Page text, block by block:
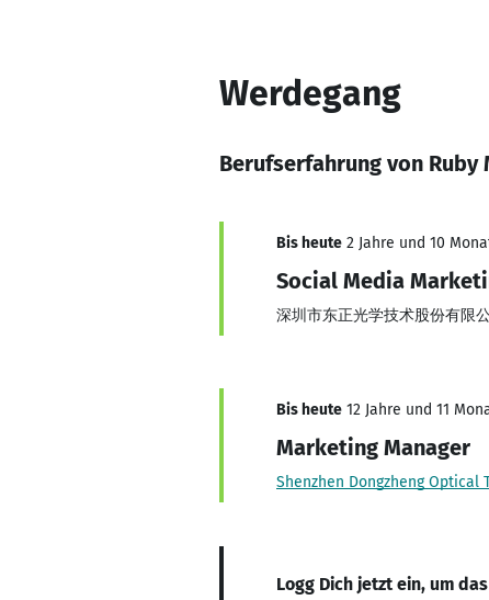
Werdegang
Berufserfahrung von Ruby
Bis heute 2 Jahre und 10
Social Media
深圳市东正光学技术股份有限
Bis heute 12 Jahre und 11
Marketing Manager
Shenzhen Dongzheng Optical
Logg Dich jetzt ein, um